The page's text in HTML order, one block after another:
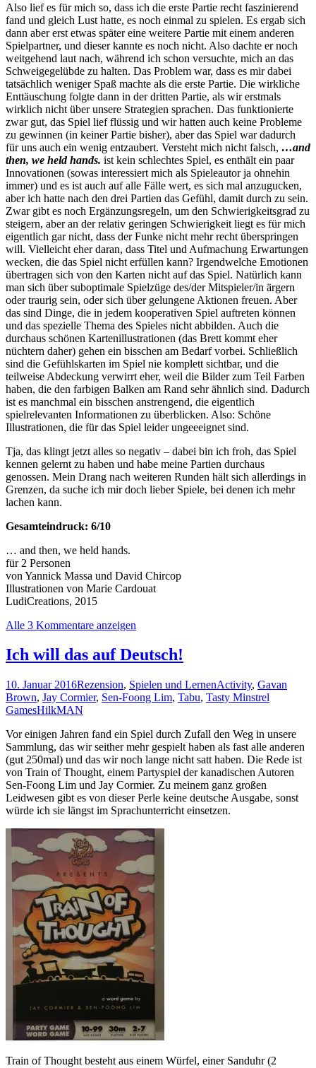
Also lief es für mich so, dass ich die erste Partie recht faszinierend
fand und gleich Lust hatte, es noch einmal zu spielen. Es ergab sich
dann aber erst etwas später eine weitere Partie mit einem anderen
Spielpartner, und dieser kannte es noch nicht. Also dachte er noch
weitgehend laut nach, während ich schon versuchte, mich an das
Schweigegelübde zu halten. Das Problem war, dass es mir dabei
tatsächlich weniger Spaß machte als die erste Partie. Die wirkliche
Enttäuschung folgte dann in der dritten Partie, als wir erstmals
wirklich nicht über unsere Strategien sprachen. Das funktionierte
zwar gut, das Spiel lief flüssig und wir hatten auch keine Probleme
zu gewinnen (in keiner Partie bisher), aber das Spiel war dadurch
für uns auch ein wenig entzaubert. Versteht mich nicht falsch, …and
then, we held hands. ist kein schlechtes Spiel, es enthält ein paar
Innovationen (sowas interessiert mich als Spieleautor ja ohnehin
immer) und es ist auch auf alle Fälle wert, es sich mal anzugucken,
aber ich hatte nach den drei Partien das Gefühl, damit durch zu sein.
Zwar gibt es noch Ergänzungsregeln, um den Schwierigkeitsgrad zu
steigern, aber an der relativ geringen Schwierigkeit liegt es für mich
eigentlich gar nicht, dass der Funke nicht mehr recht überspringen
will. Vielleicht eher daran, dass Titel und Aufmachung Erwartungen
wecken, die das Spiel nicht erfüllen kann? Irgendwelche Emotionen
übertragen sich von den Karten nicht auf das Spiel. Natürlich kann
man sich über suboptimale Spielzüge des/der Mitspieler/in ärgern
oder traurig sein, oder sich über gelungene Aktionen freuen. Aber
das sind Dinge, die in jedem kooperativen Spiel auftreten können
und das spezielle Thema des Spieles nicht abbilden. Auch die
durchaus schönen Kartenillustrationen (das Brett kommt eher
nüchtern daher) gehen ein bisschen am Bedarf vorbei. Schließlich
sind die Gefühlskarten im Spiel nie komplett sichtbar, und die
teilweise Abdeckung verwirrt eher, weil die Bilder zum Teil Farben
haben, die den farbigen Balken am Rand sehr ähnlich sind. Dadurch
ist es manchmal ein bisschen anstrengend, die eigentlich
spielrelevanten Informationen zu überblicken. Also: Schöne
Illustrationen, die für das Spiel leider ungeeeignet sind.
Tja, das klingt jetzt alles so negativ – dabei bin ich froh, das Spiel
kennen gelernt zu haben und habe meine Partien durchaus
genossen. Mein Drang nach weiteren Runden hält sich allerdings in
Grenzen, da suche ich mir doch lieber Spiele, bei denen ich mehr
lachen kann.
Gesamteindruck: 6/10
… and then, we held hands.
für 2 Personen
von Yannick Massa und David Chircop
Illustrationen von Marie Cardouat
LudiCreations, 2015
Alle 3 Kommentare anzeigen
Ich will das auf Deutsch!
10. Januar 2016Rezension, Spielen und LernenActivity, Gavan
Brown, Jay Cormier, Sen-Foong Lim, Tabu, Tasty Minstrel
GamesHilkMAN
Vor einigen Jahren fand ein Spiel durch Zufall den Weg in unsere
Sammlung, das wir seither mehr gespielt haben als fast alle anderen
(gut 250mal) und das wir noch lange nicht satt haben. Die Rede ist
von Train of Thought, einem Partyspiel der kanadischen Autoren
Sen-Foong Lim und Jay Cormier. Zu meinem ganz großen
Leidwesen gibt es von dieser Perle keine deutsche Ausgabe, sonst
würde ich sie längst im Sprachunterricht einsetzen.
Train of Thought besteht aus einem Würfel, einer Sanduhr (2